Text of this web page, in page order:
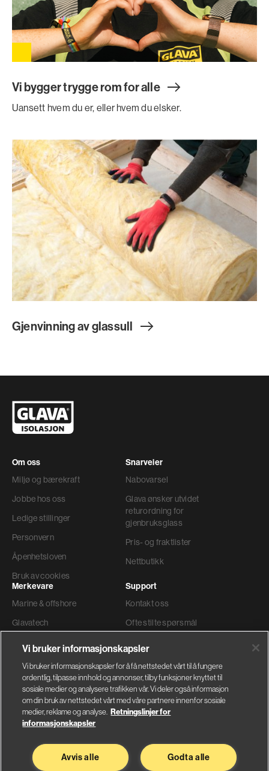
Vi bygger trygge rom for alle
Uansett hvem du er, eller hvem du elsker.
Gjenvinning av glassull
Om oss
Miljø og bærekraft
Jobbe hos oss
Ledige stillinger
Personvern
Åpenhetsloven
Bruk av cookies
Snarveier
Nabovarsel
Glava ønsker utvidet
returordning for
gjenbruksglass
Pris- og fraktlister
Nettbutikk
Merkevare
Marine & offshore
Glavatech
Weber
Support
Kontakt oss
Ofte stilte spørsmål
Ordre og levering
Faktura adresse
Glava AS
Nybråtveien 2
Saint-Gobain Byggevarer
Sandstuveien 68
Vi bruker informasjonskapsler
Vi bruker informasjonskapsler for å få nettstedet vårt til å fungere
ordentlig, tilpasse innhold og annonser, tilby funksjoner knyttet til
sosiale medier og analysere trafikken vår. Vi deler også informasjon
om din bruk av nettstedet vårt med våre partnere innenfor sosiale
medier, reklame og analyse. Retningslinjer for
informasjonskapsler
Godta alle
Avvis alle